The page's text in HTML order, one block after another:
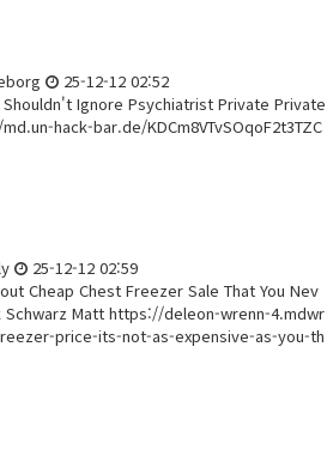
25-12-12 02:52
Shouldn't Ignore Psychiatrist Private Private
hack-bar.de/KDCm8VTvSOqoF2t3TZC
25-12-12 02:59
Cheap Chest Freezer Sale That You Nev
Schwarz Matt https://deleon-wrenn-4.mdwr
price-its-not-as-expensive-as-you-th